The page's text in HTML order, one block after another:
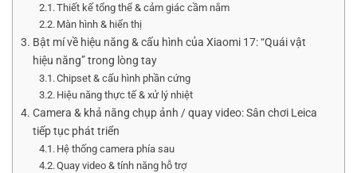
Thiết kế tổng thể & cảm giác cầm nắm
Màn hình & hiển thị
Bật mí về hiệu năng & cấu hình của Xiaomi 17: “Quái vật
hiệu năng” trong lòng tay
Chipset & cấu hình phần cứng
Hiệu năng thực tế & xử lý nhiệt
Camera & khả năng chụp ảnh / quay video: Sân chơi Leica
tiếp tục phát triển
Hệ thống camera phía sau
Quay video & tính năng hỗ trợ